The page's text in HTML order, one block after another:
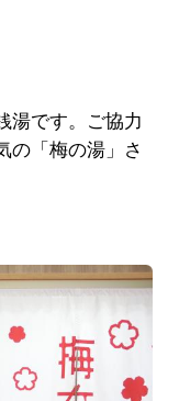
湯です。ご協力
の「梅の湯」さ